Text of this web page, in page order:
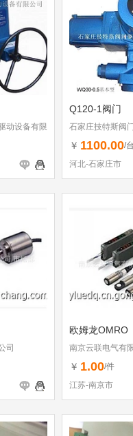
动设备有限
Q120-1阀门
石家庄技特斯阀
公司
￥ 1100.00/台
河北-石家庄市
司
欧姆龙OMRO
南京云联电气有
￥ 1.00/件
江苏-南京市